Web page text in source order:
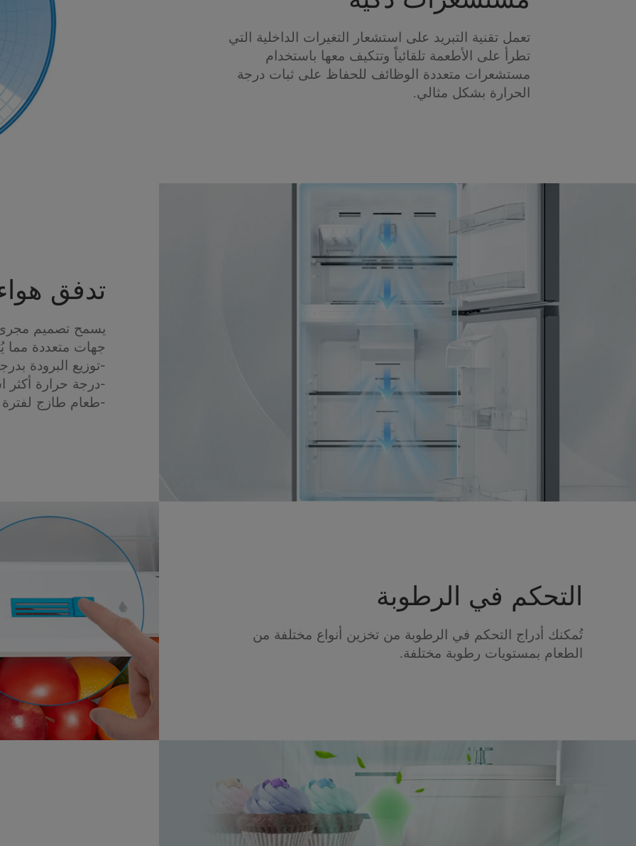
تعمل تقنية التبريد على استشعار التغيرات الداخلية التي
تطرأ على الأطعمة تلقائياً وتتكيف معها باستخدام
مستشعرات متعددة الوظائف للحفاظ على ثبات درجة
الحرارة بشكل مثالي.
تدفق
يسمح تصميم مجرى
جهات متعددة مما
-توزيع البرودة
-درجة حرارة أكثر
-طعام طازج
التحكم في الرطوبة
تُمكنك أدراج التحكم في الرطوبة من تخزين أنواع مختلفة من
الطعام بمستويات رطوبة مختلفة.